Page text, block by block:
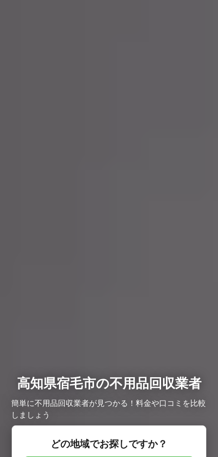
高知県宿毛市の不用品回収業者
簡単に不用品回収業者が見つかる！料金や口コミを比較
しましょう
どの地域でお探しですか？